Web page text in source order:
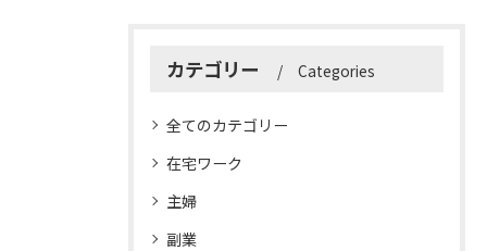
カテゴリー Categories
全てのカテゴリー
在宅ワーク
主婦
副業